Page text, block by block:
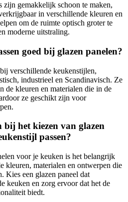
zijn gemakkelijk schoon te maken,
in verschillende kleuren en
om de ruimte optisch groter te
moderne uitstraling.
goed bij glazen panelen?
verschillende keukenstijlen,
industrieel en Scandinavisch. Ze
de kleuren en materialen die in de
ze geschikt zijn voor
het kiezen van glazen
passen?
voor je keuken is het belangrijk
kleuren, materialen en ontwerpen die
Kies een glazen paneel dat
keuken en zorg ervoor dat het de
biedt.